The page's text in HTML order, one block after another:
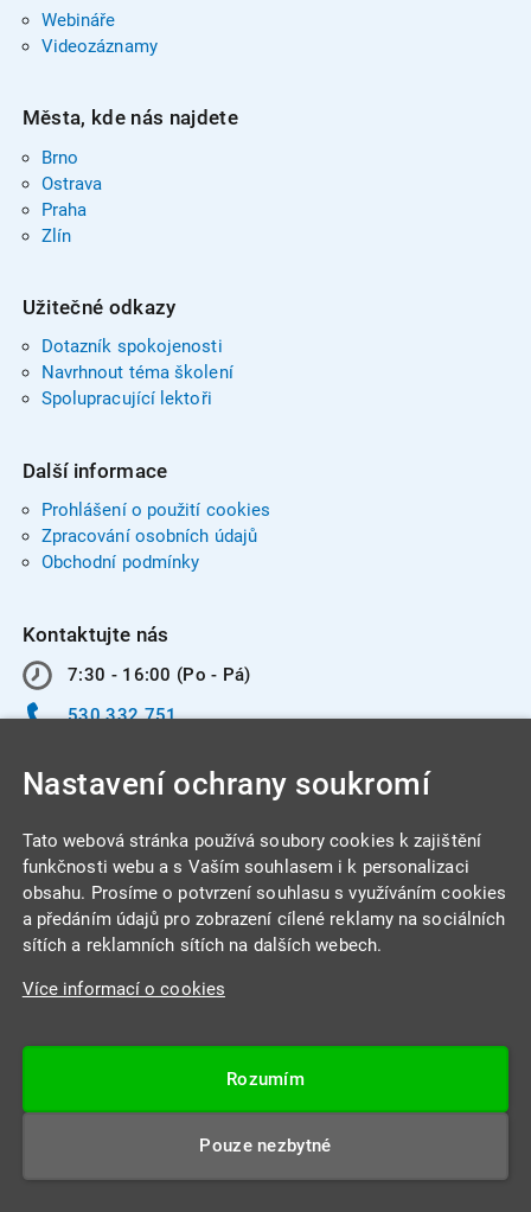
Webináře
Videozáznamy
Města, kde nás najdete
Brno
Ostrava
Praha
Zlín
Užitečné odkazy
Dotazník spokojenosti
Navrhnout téma školení
Spolupracující lektoři
Další informace
Prohlášení o použití cookies
Zpracování osobních údajů
Obchodní podmínky
Kontaktujte nás
7:30 - 16:00 (Po - Pá)
530 332 751
INTEGRA CENTRUM s.r.o.
Jabloňová 662/7
Datová schránka: 4beca6d
Nastavení ochrany soukromí
Tato webová stránka používá soubory cookies k zajištění
funkčnosti webu a s Vaším souhlasem i k personalizaci
obsahu. Prosíme o potvrzení souhlasu s využíváním cookies
a předáním údajů pro zobrazení cílené reklamy na sociálních
sítích a reklamních sítích na dalších webech.
Více informací o cookies
Rozumím
Pouze nezbytné